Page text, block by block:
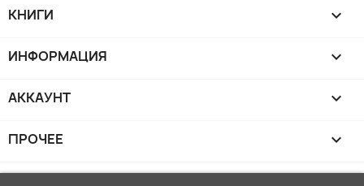
КНИГИ 
ИНФОРМАЦИЯ 
АККАУНТ 
ПРОЧЕЕ 